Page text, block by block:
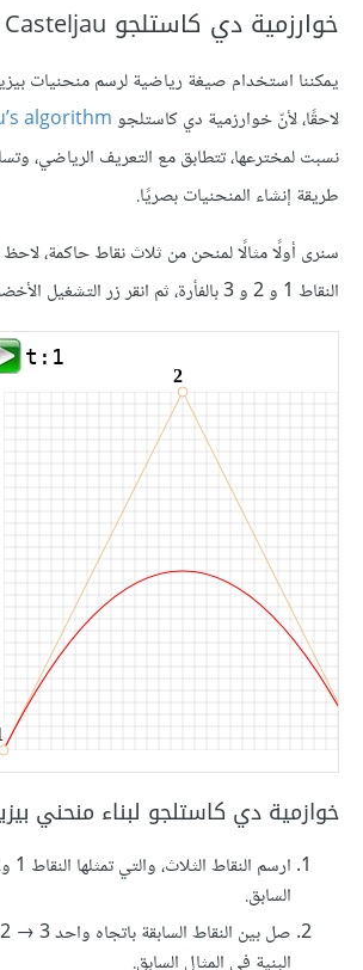
خوارزمية دي كاستلجو De Casteljau
يمكننا استخدام صيغة رياضية لرسم منحنيات
لاحقًا، لأنّ خوارزمية دي كاستلجوalgorithm
نسبت لمخترعها، تتطابق مع التعريف الرياضي،
طريقة إنشاء المنحنيات بصريًا.
سنرى أولًا مثالًا لمنحن من ثلاث نقاط حاكمة،
النقاط 1 و 2 و 3 بالفأرة، ثم انقر زر التشغيل الأخضر.
خوازمية دي كاستلجو لبناء منحني
السابق.
البنية في المثال السابق.